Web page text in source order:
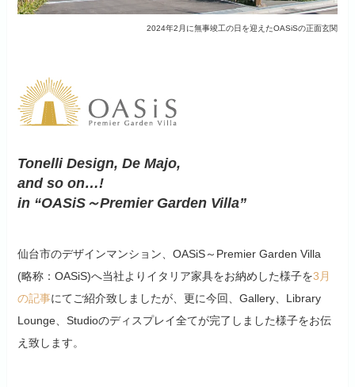
2024年2月に無事竣工の日を迎えたOASiSの正面玄関
Tonelli Design, De Majo,
and so on…!
in “OASiS～Premier Garden Villa”
仙台市のデザインマンション、OASiS～Premier Garden Villa
(略称：OASiS)へ当社よりイタリア家具をお納めした様子を3月
の記事にてご紹介致しましたが、更に今回、Gallery、Library
Lounge、Studioのディスプレイ全てが完了しました様子をお伝
え致します。